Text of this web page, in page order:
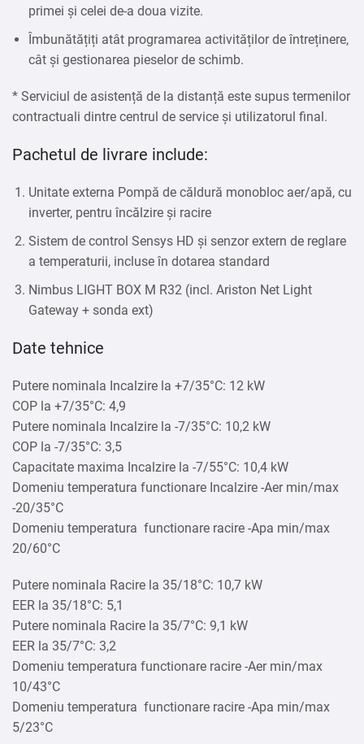
primei și celei de-a doua vizite.
Îmbunătățiți atât programarea activităților de întreținere,
cât și gestionarea pieselor de schimb.
* Serviciul de asistență de la distanță este supus termenilor
contractuali dintre centrul de service și utilizatorul final.
Pachetul de livrare include:
Unitate externa Pompă de căldură monobloc aer/apă, cu
inverter, pentru încălzire și racire
Sistem de control Sensys HD și senzor extern de reglare
a temperaturii, incluse în dotarea standard
Nimbus LIGHT BOX M R32 (incl. Ariston Net Light
Gateway + sonda ext)
Date tehnice
Putere nominala Incalzire la +7/35°C: 12 kW
COP la +7/35°C: 4,9
Putere nominala Incalzire la -7/35°C: 10,2 kW
COP la -7/35°C: 3,5
Capacitate maxima Incalzire la -7/55°C: 10,4 kW
Domeniu temperatura functionare Incalzire -Aer min/max
-20/35°C
Domeniu temperatura functionare racire -Apa min/max
20/60°C
Putere nominala Racire la 35/18°C: 10,7 kW
EER la 35/18°C: 5,1
Putere nominala Racire la 35/7°C: 9,1 kW
EER la 35/7°C: 3,2
Domeniu temperatura functionare racire -Aer min/max
10/43°C
Domeniu temperatura functionare racire -Apa min/max
5/23°C